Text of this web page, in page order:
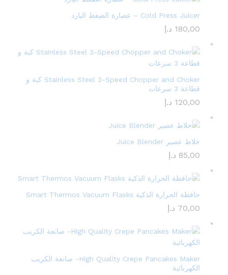
Cold Press Juicer – عصارة الضغط البارد
180,00 د.إ
Stainless Steel 3-Speed Chopper and Choker كبة و
قطاعة 3 سرعات
120,00 د.إ
خلاط عصير Juice Blender
85,00 د.إ
حافظة الحرارة الذكية Smart Thermos Vacuum Flasks
70,00 د.إ
High Quality Crepe Pancakes Maker- صانعة الكريب
الكهربائية